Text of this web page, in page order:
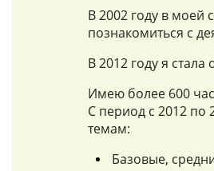
В 2002 году в моей
познакомиться с
В 2012 году я
Имею более 600
С период с 2012
темам:
Базовые,